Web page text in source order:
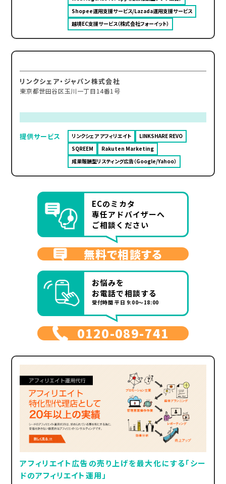
Shopee運用支援サービス/Lazada運用支援サービス
越境EC支援サービス（株式会社フォーイット）
リンクシェア・ジャパン株式会社
東京都世田谷区玉川一丁目14番1号
提供サービス リンクシェア アフィリエイト
LINKSHARE REVO
SQREEM
Rakuten Marketing
成果報酬型リスティング広告（Google/Yahoo）
ECのミカタ
専任アドバイザーへ
ご相談ください
無料で相談する
お悩みを
お電話で相談する
受付時間 平日 9:00～18:00
0120-089-741
アフィリエイト広告の売り上げを最大化にする「シー
ドのアフィリエイト運用」